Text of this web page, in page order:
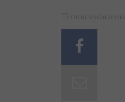
Termin wydarzenia